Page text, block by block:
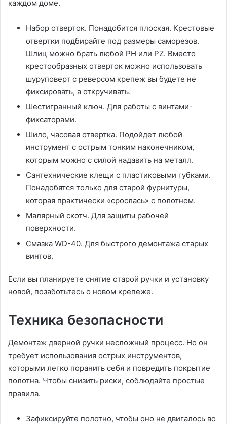
каждом доме.
Набор отверток. Понадобится плоская. Крестовые
отвертки подбирайте под размеры саморезов.
Шлиц можно брать любой PH или PZ. Вместо
крестообразных отверток можно использовать
шуруповерт с реверсом крепеж вы будете не
фиксировать, а откручивать.
Шестигранный ключ. Для работы с винтами-
фиксаторами.
Шило, часовая отвертка. Подойдет любой
инструмент с острым тонким наконечником,
которым можно с силой надавить на металл.
Сантехнические клещи с пластиковыми губками.
Понадобятся только для старой фурнитуры,
которая практически «срослась» с полотном.
Малярный скотч. Для защиты рабочей
поверхности.
Смазка WD-40. Для быстрого демонтажа старых
винтов.
Если вы планируете снятие старой ручки и установку
новой, позаботьтесь о новом крепеже.
Техника безопасности
Демонтаж дверной ручки несложный процесс. Но он
требует использования острых инструментов,
которыми легко поранить себя и повредить покрытие
полотна. Чтобы снизить риски, соблюдайте простые
правила.
Зафиксируйте полотно, чтобы оно не двигалось во